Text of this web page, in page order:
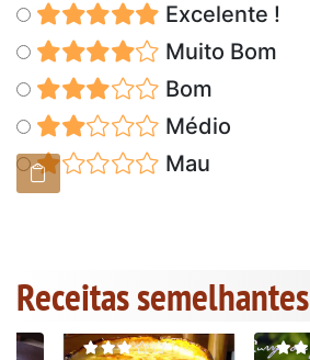
Excelente !
Muito Bom
Bom
Médio
Mau
Receitas semelhantes